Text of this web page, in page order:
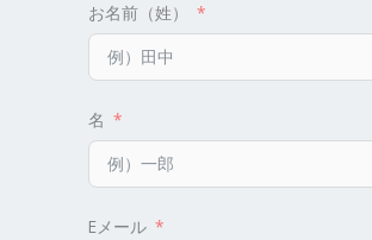
お名前（姓）
名
Eメール